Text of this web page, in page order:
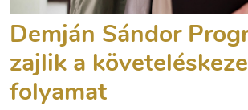
Demján Sándor
zajlik a
folyamat